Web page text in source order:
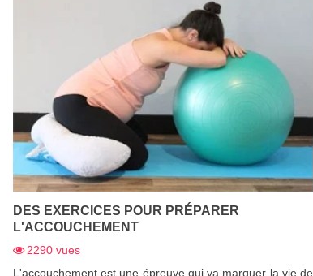
DES EXERCICES POUR PRÉPARER
L'ACCOUCHEMENT
2290 vues
L'accouchement est une épreuve qui va marquer la vie de